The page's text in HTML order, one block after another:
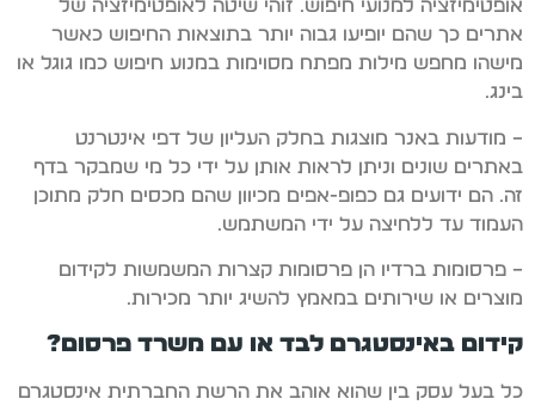
אופטימיזציה למנועי חיפוש. זוהי שיטה לאופטימיזציה של
אתרים כך שהם יופיעו גבוה יותר בתוצאות החיפוש כאשר
מישהו מחפש מילות מפתח מסוימות במנוע חיפוש כמו גוגל או
בינג.
– מודעות באנר מוצגות בחלק העליון של דפי אינטרנט
באתרים שונים וניתן לראות אותן על ידי כל מי שמבקר בדף
זה. הם ידועים גם כפופ-אפים מכיוון שהם מכסים חלק מתוכן
העמוד עד ללחיצה על ידי המשתמש.
– פרסומות ברדיו הן פרסומות קצרות המשמשות לקידום
מוצרים או שירותים במאמץ להשיג יותר מכירות.
קידום באינסטגרם לבד או עם משרד פרסום?
כל בעל עסק בין שהוא אוהב את הרשת החברתית אינסטגרם